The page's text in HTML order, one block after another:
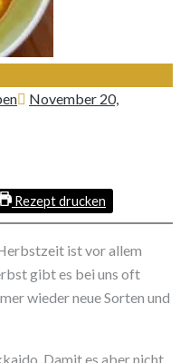
Posted
November 20,
Rezept drucken
ist vor allem
gibt es bei uns oft
wieder neue Sorten und
Damit es aber nicht